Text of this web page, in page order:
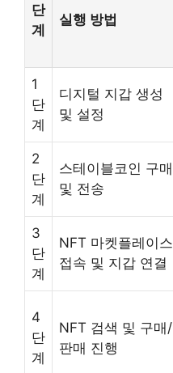
단
계
실행 방법
1
단
계
디지털 지갑 생성
및 설정
2
단
계
스테이블코인 구매
및 전송
3
단
계
NFT 마켓플레이스
접속 및 지갑 연결
4
단
계
NFT 검색 및 구매/
판매 진행